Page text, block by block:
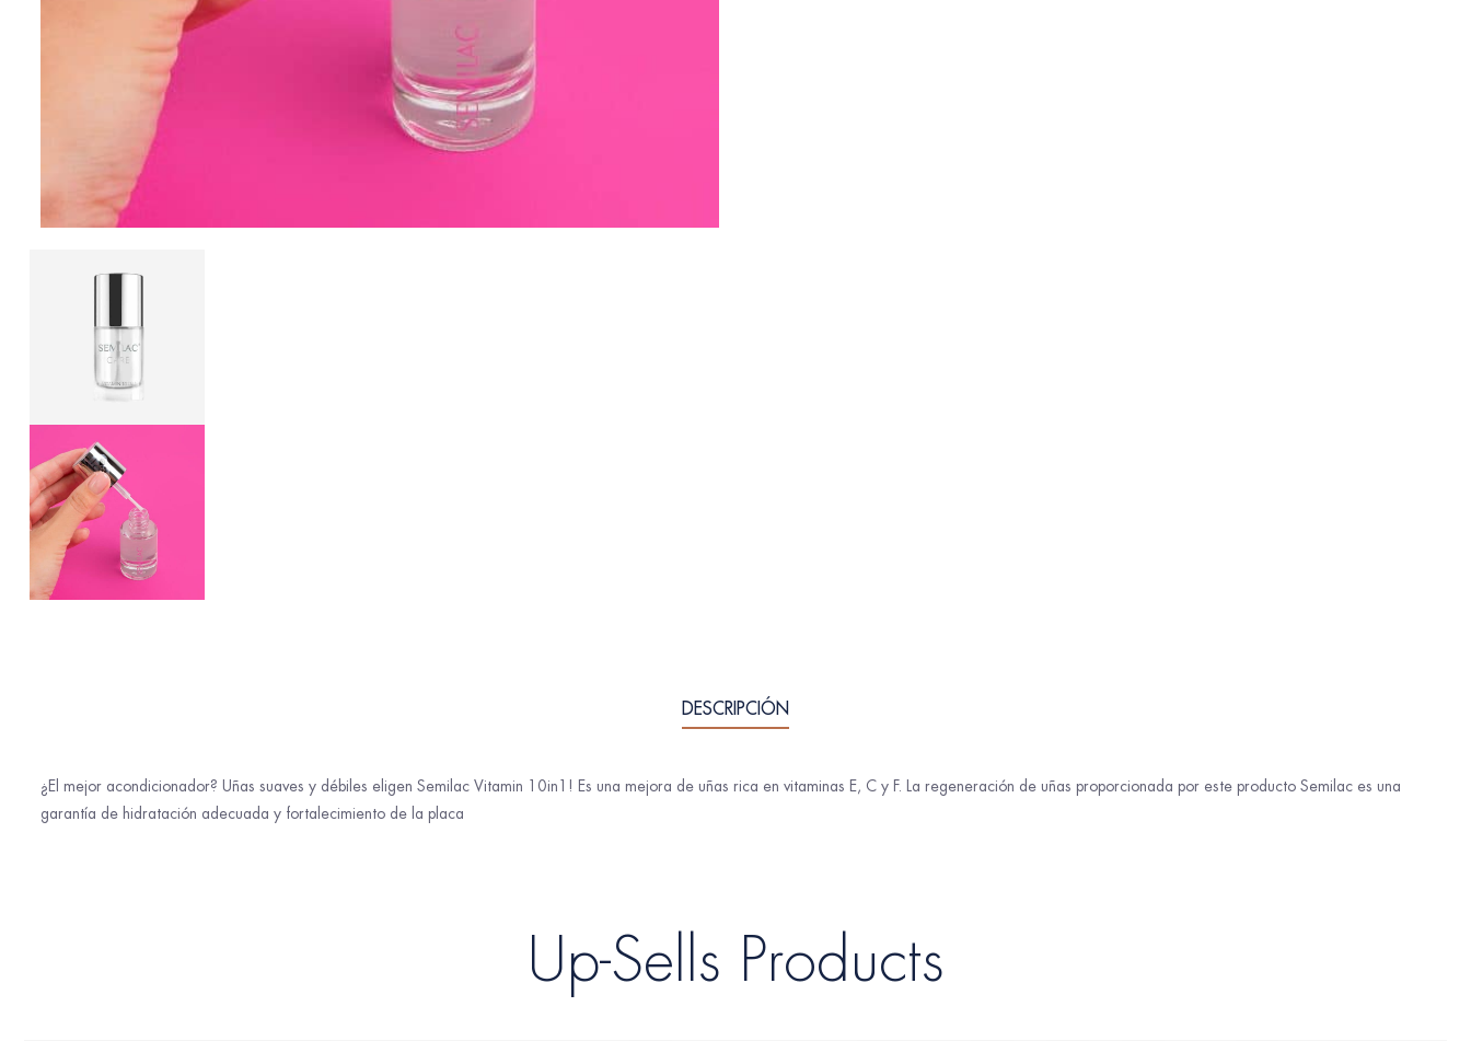
DESCRIPCIÓN
¿El mejor acondicionador? Uñas suaves y débiles eligen Semilac Vitamin 10in1! Es una mejora de uñas rica en vitaminas E, C y F. La regeneración de uñas proporcionada por este producto Semilac es una
garantía de hidratación adecuada y fortalecimiento de la placa
Up-Sells Products